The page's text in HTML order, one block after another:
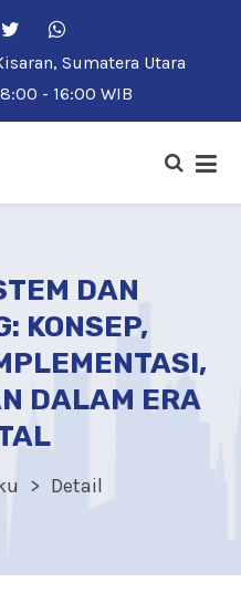
Sumatera Utara
- 16:00 WIB
DAN
KONSEP,
DALAM ERA
Detail